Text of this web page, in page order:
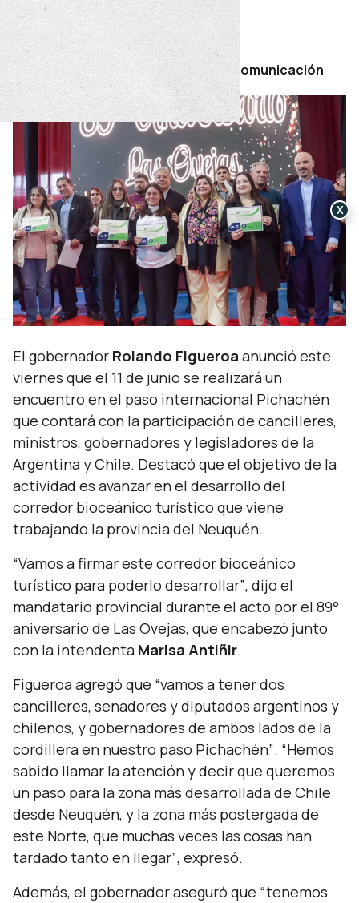
desarrollar”.
viernes 22 de mayo de 2026
Por Secretaría de Prensa y Comunicación
El gobernador Rolando Figueroa anunció este
viernes que el 11 de junio se realizará un
encuentro en el paso internacional Pichachén
que contará con la participación de cancilleres,
ministros, gobernadores y legisladores de la
Argentina y Chile. Destacó que el objetivo de la
actividad es avanzar en el desarrollo del
corredor bioceánico turístico que viene
trabajando la provincia del Neuquén.
“Vamos a firmar este corredor bioceánico
turístico para poderlo desarrollar”, dijo el
mandatario provincial durante el acto por el 89°
aniversario de Las Ovejas, que encabezó junto
con la intendenta Marisa Antiñir.
Figueroa agregó que “vamos a tener dos
cancilleres, senadores y diputados argentinos y
chilenos, y gobernadores de ambos lados de la
cordillera en nuestro paso Pichachén”. “Hemos
sabido llamar la atención y decir que queremos
un paso para la zona más desarrollada de Chile
desde Neuquén, y la zona más postergada de
este Norte, que muchas veces las cosas han
tardado tanto en llegar”, expresó.
Además, el gobernador aseguró que “tenemos
X